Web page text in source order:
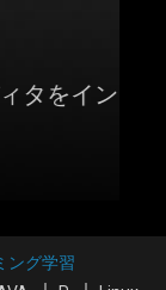
タをイン
ング学習